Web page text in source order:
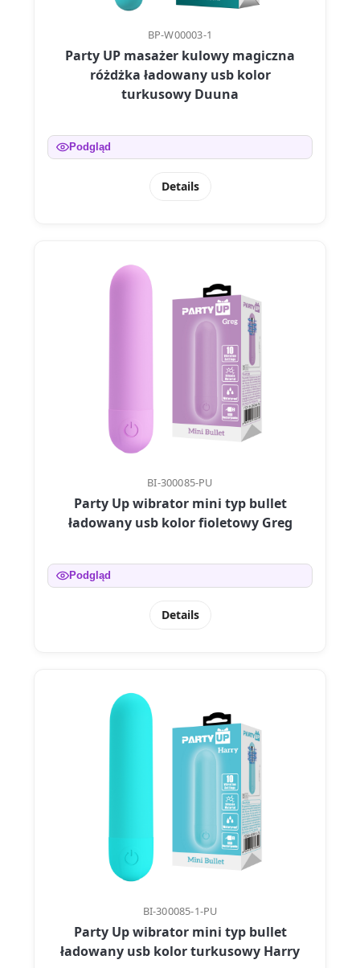
BP-W00003-1
Party UP masażer kulowy magiczna
różdżka ładowany usb kolor
turkusowy Duuna
Podgląd
Details
BI-300085-PU
Party Up wibrator mini typ bullet
ładowany usb kolor fioletowy Greg
Podgląd
Details
BI-300085-1-PU
Party Up wibrator mini typ bullet
ładowany usb kolor turkusowy Harry